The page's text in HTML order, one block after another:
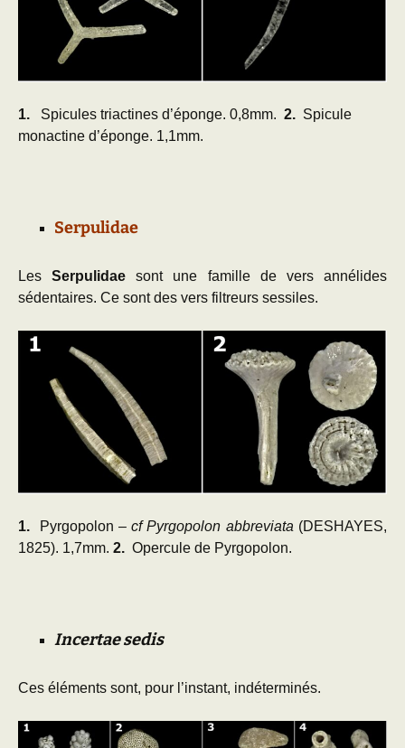
1. Spicules triactines d’éponge. 0,8mm. 2. Spicule
monactine d’éponge. 1,1mm.
Serpulidae
LesSerpulidae sont une famille de vers annélides
sédentaires. Ce sont des vers filtreurs sessiles.
1. Pyrgopolon –cf Pyrgopolon abbreviata (DESHAYES,
1825). 1,7mm. 2. Opercule de Pyrgopolon.
Incertae sedis
Ces éléments sont, pour l’instant, indéterminés.